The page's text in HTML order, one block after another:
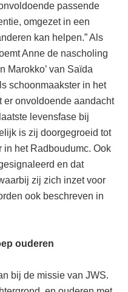
passende
omgezet in een
kan helpen.” Als
Anne de nascholing
Marokko’ van Saïda
schoonmaakster in het
er onvoldoende aandacht
levensfase bij
is zij doorgegroeid tot
het Radboudumc. Ook
en dat
zij zich inzet voor
ook beschreven in
ouderen
bij de missie van JWS.